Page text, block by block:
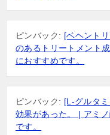
ピンバック: [ベヘント
のあるトリートメント
におすすめです。
ピンバック: [L-グルタ
効果があった。 | アミ
です。